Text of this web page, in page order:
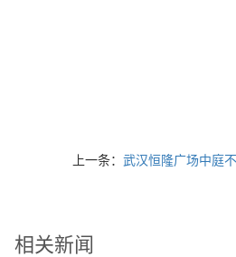
上一条：武汉恒隆广场中庭
相关新闻